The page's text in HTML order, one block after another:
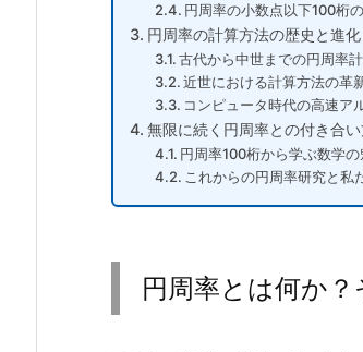
円周率の小数点以下100桁
円周率の計算方法の歴史と進化
古代から中世までの円周率
近世における計算方法の革
コンピュータ時代の高速ア
無限に続く円周率との付き合
円周率100桁から学ぶ数学の
これからの円周率研究と私
円周率とは何か